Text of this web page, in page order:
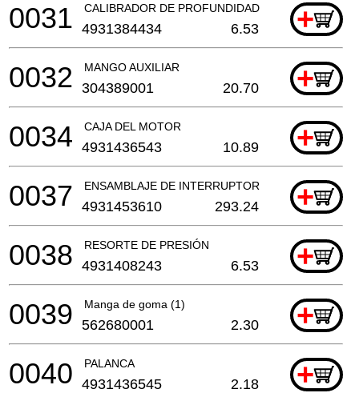
CALIBRADOR DE PROFUNDIDAD +
0031 4931384434 6.53
MANGO AUXILIAR +
0032 304389001 20.70
CAJA DEL MOTOR +
0034 4931436543 10.89
ENSAMBLAJE DE INTERRUPTOR +
0037 4931453610 293.24
RESORTE DE PRESIÓN +
0038 4931408243 6.53
Manga de goma (1) +
0039 562680001 2.30
PALANCA +
0040 4931436545 2.18